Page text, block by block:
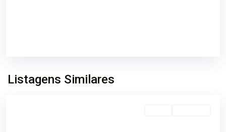
Listagens Similares